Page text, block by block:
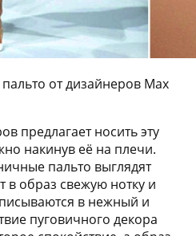
от дизайнеров Max
предлагает носить эту
накинув её на плечи.
пальто выглядят
в образ свежую нотку и
в нежный и
пуговичного декора